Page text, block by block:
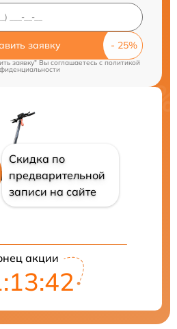
заявку
заявку" Вы соглашаетесь cполитикой
Скидка по
предварительной
записи на сайте
акции